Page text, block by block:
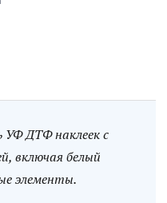
УФ ДТФ наклеек с
включая белый
элементы.